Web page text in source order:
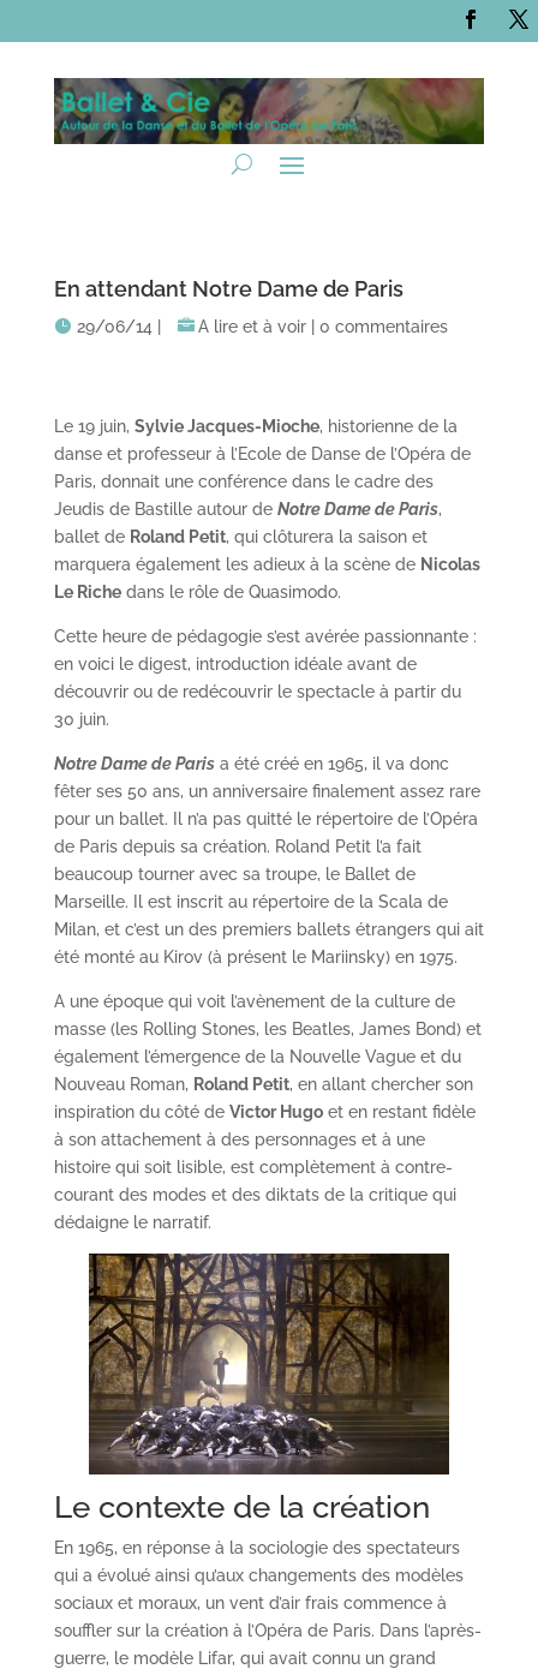
En attendant Notre Dame de Paris
29/06/14| A lire et à voir| 0 commentaires
Le 19 juin, Sylvie Jacques-Mioche, historienne de la
danse et professeur à l’Ecole de Danse de l’Opéra de
Paris, donnait une conférence dans le cadre des
Jeudis de Bastille autour de Notre Dame de Paris,
ballet de Roland Petit, qui clôturera la saison et
marquera également les adieux à la scène de Nicolas
Le Richedans le rôle de Quasimodo.
Cette heure de pédagogie s’est avérée passionnante :
en voici le digest, introduction idéale avant de
découvrir ou de redécouvrir le spectacle à partir du
30 juin.
Notre Dame de Parisa été créé en 1965, il va donc
fêter ses 50 ans, un anniversaire finalement assez rare
pour un ballet. Il n’a pas quitté le répertoire de l’Opéra
de Paris depuis sa création. Roland Petit l’a fait
beaucoup tourner avec sa troupe, le Ballet de
Marseille. Il est inscrit au répertoire de la Scala de
Milan, et c’est un des premiers ballets étrangers qui ait
été monté au Kirov (à présent le Mariinsky) en 1975.
A une époque qui voit l’avènement de la culture de
masse (les Rolling Stones, les Beatles, James Bond) et
également l’émergence de la Nouvelle Vague et du
Nouveau Roman, Roland Petit, en allant chercher son
inspiration du côté de Victor Hugoet en restant fidèle
à son attachement à des personnages et à une
histoire qui soit lisible, est complètement à contre-
courant des modes et des diktats de la critique qui
dédaigne le narratif.
Le contexte de la création
En 1965, en réponse à la sociologie des spectateurs
qui a évolué ainsi qu’aux changements des modèles
sociaux et moraux, un vent d’air frais commence à
souffler sur la création à l’Opéra de Paris. Dans l’après-
guerre, le modèle Lifar, qui avait connu un grand